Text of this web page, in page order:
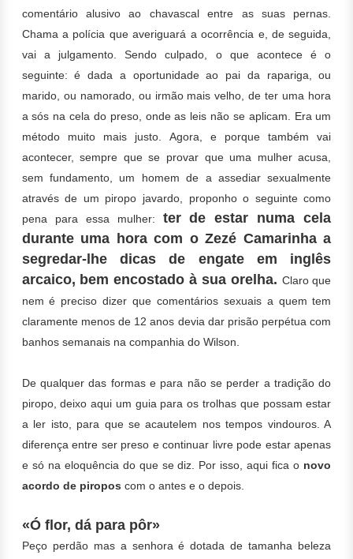
comentário alusivo ao chavascal entre as suas pernas.
Chama a polícia que averiguará a ocorrência e, de seguida,
vai a julgamento. Sendo culpado, o que acontece é o
seguinte: é dada a oportunidade ao pai da rapariga, ou
marido, ou namorado, ou irmão mais velho, de ter uma hora
a sós na cela do preso, onde as leis não se aplicam. Era um
método muito mais justo. Agora, e porque também vai
acontecer, sempre que se provar que uma mulher acusa,
sem fundamento, um homem de a assediar sexualmente
através de um piropo javardo, proponho o seguinte como
pena para essa mulher: ter de estar numa cela
durante uma hora com o Zezé Camarinha a
segredar-lhe dicas de engate em inglês
arcaico, bem encostado à sua orelha. Claro que
nem é preciso dizer que comentários sexuais a quem tem
claramente menos de 12 anos devia dar prisão perpétua com
banhos semanais na companhia do Wilson.
De qualquer das formas e para não se perder a tradição do
piropo, deixo aqui um guia para os trolhas que possam estar
a ler isto, para que se acautelem nos tempos vindouros. A
diferença entre ser preso e continuar livre pode estar apenas
e só na eloquência do que se diz. Por isso, aqui fica o novo
acordo de piropos com o antes e o depois.
«Ó flor, dá para pôr»
Peço perdão mas a senhora é dotada de tamanha beleza